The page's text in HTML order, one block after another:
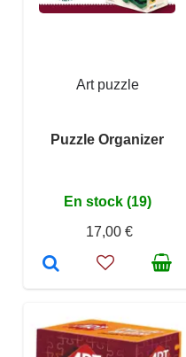
Art puzzle
Puzzle Organizer
En stock (19)
17,00 €